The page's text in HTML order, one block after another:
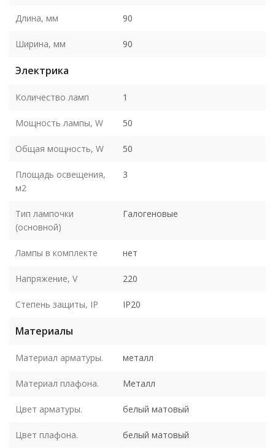
Длина, мм 90
Ширина, мм 90
Электрика
Количество ламп 1
Мощность лампы, W 50
Общая мощность, W 50
Площадь освещения,
м2
3
Тип лампочки
(основной)
Галогеновые
Лампы в комплекте нет
Напряжение, V 220
Степень защиты, IP IP20
Материалы
Материал арматуры. металл
Материал плафона. Металл
Цвет арматуры. белый матовый
Цвет плафона. белый матовый